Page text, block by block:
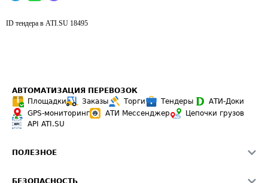
ID тендера в ATI.SU 18495
АВТОМАТИЗАЦИЯ ПЕРЕВОЗОК
Площадки
Заказы Торги Тендеры
АТИ-Доки
GPS-мониторинг
АТИ Мессенджер
Цепочки грузов
API ATI.SU
ПОЛЕЗНОЕ
БЕЗОПАСНОСТЬ